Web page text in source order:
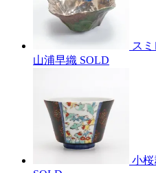
ス
山浦早織 SOLD
小